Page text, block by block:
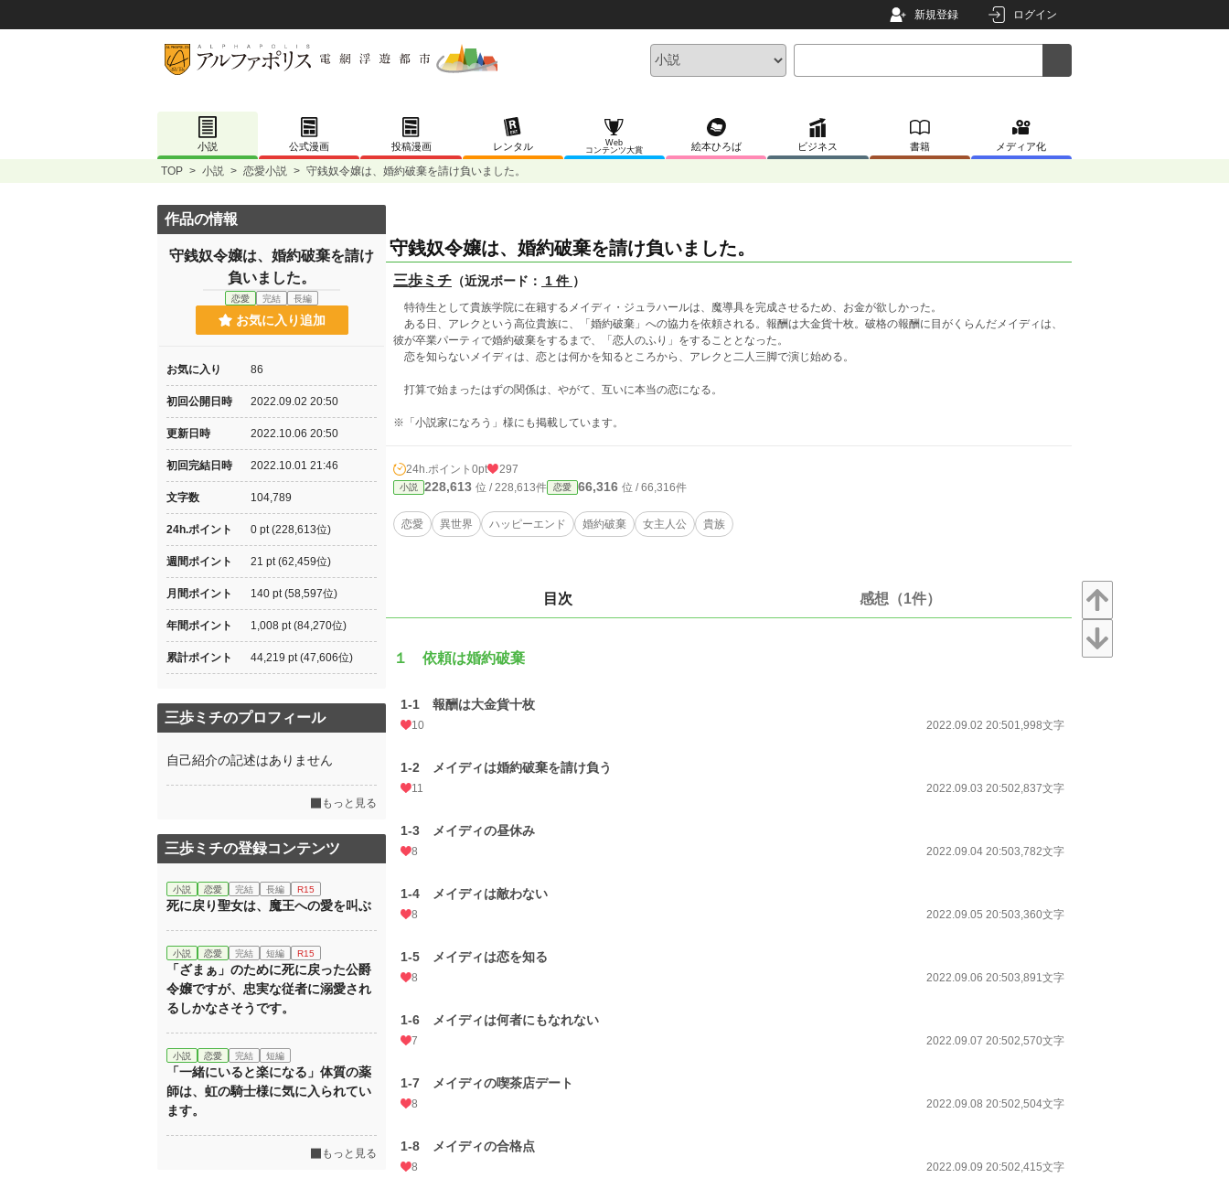
新規登録 ログイン
小説 公式漫画 投稿漫画 レンタル
Web
コンテンツ大賞
絵本ひろば ビジネス 書籍 メディア化
TOP > 小説 > 恋愛小説 > 守銭奴令嬢は、婚約破棄を請け負いました。
守銭奴令嬢は、婚約破棄を請け負いました。
三歩ミチ （近況ボード： 1 件 ）
特待生として貴族学院に在籍するメイディ・ジュラハールは、魔導具を完成させるため、お金が欲しかった。
ある日、アレクという高位貴族に、「婚約破棄」への協力を依頼される。報酬は大金貨十枚。破格の報酬に目がくらんだメイディは、
彼が卒業パーティで婚約破棄をするまで、「恋人のふり」をすることとなった。
恋を知らないメイディは、恋とは何かを知るところから、アレクと二人三脚で演じ始める。
打算で始まったはずの関係は、やがて、互いに本当の恋になる。
※「小説家になろう」様にも掲載しています。
24h.ポイント 0pt 297
小説 228,613 位 / 228,613件 恋愛 66,316 位 / 66,316件
恋愛 異世界 ハッピーエンド 婚約破棄 女主人公 貴族
目次 感想（1件）
１ 依頼は婚約破棄
1-1 報酬は大金貨十枚
10 2022.09.02 20:501,998文字
1-2 メイディは婚約破棄を請け負う
11 2022.09.03 20:502,837文字
1-3 メイディの昼休み
8 2022.09.04 20:503,782文字
1-4 メイディは敵わない
8 2022.09.05 20:503,360文字
1-5 メイディは恋を知る
8 2022.09.06 20:503,891文字
1-6 メイディは何者にもなれない
7 2022.09.07 20:502,570文字
1-7 メイディの喫茶店デート
8 2022.09.08 20:502,504文字
1-8 メイディの合格点
8 2022.09.09 20:502,415文字
作品の情報
守銭奴令嬢は、婚約破棄を請け
負いました。
恋愛 完結 長編
お気に入り追加
お気に入り 86
初回公開日時 2022.09.02 20:50
更新日時 2022.10.06 20:50
初回完結日時 2022.10.01 21:46
文字数 104,789
24h.ポイント 0 pt (228,613位)
週間ポイント 21 pt (62,459位)
月間ポイント 140 pt (58,597位)
年間ポイント 1,008 pt (84,270位)
累計ポイント 44,219 pt (47,606位)
三歩ミチのプロフィール
自己紹介の記述はありません
もっと見る
三歩ミチの登録コンテンツ
小説 恋愛 完結 長編 R15
死に戻り聖女は、魔王への愛を叫ぶ
小説 恋愛 完結 短編 R15
「ざまぁ」のために死に戻った公爵
令嬢ですが、忠実な従者に溺愛され
るしかなさそうです。
小説 恋愛 完結 短編
「一緒にいると楽になる」体質の薬
師は、虹の騎士様に気に入られてい
ます。
もっと見る